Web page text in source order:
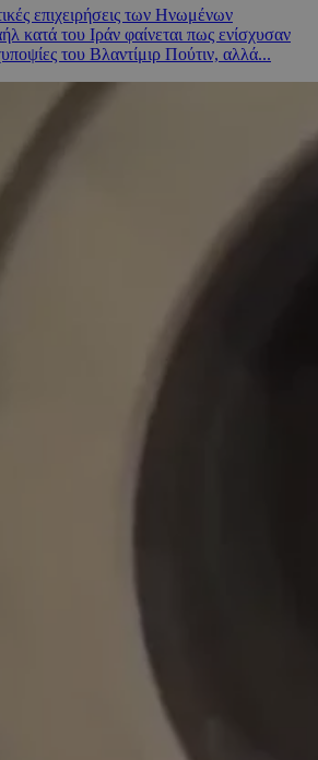
επιχειρήσεις των Ηνωμένων
κατά του Ιράν φαίνεται πως ενίσχυσαν
του Βλαντίμιρ Πούτιν, αλλά...